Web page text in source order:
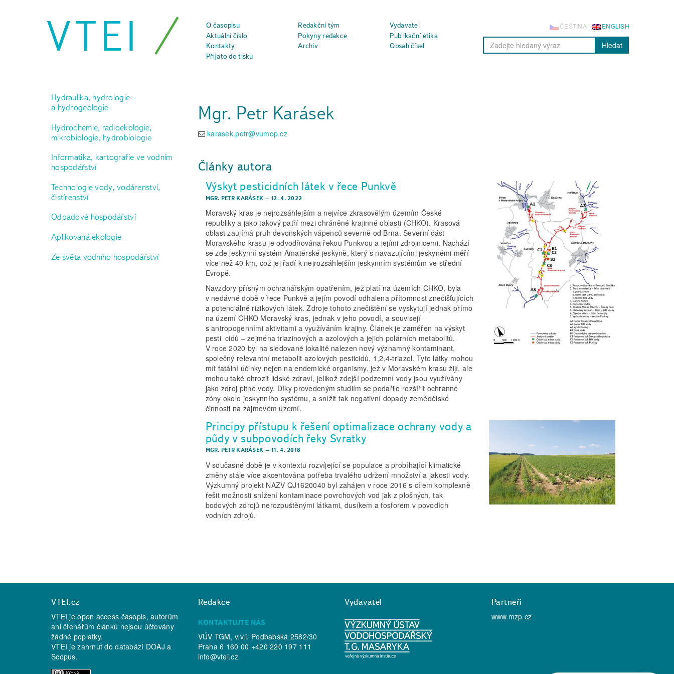
VTEI O časopisu Redakční tým
Vydavatel
Aktuální číslo
Pokyny redakce
Publikační etika
Kontakty
Archiv
Obsah čísel
Přijato do tisku
ENGLISH
ČEŠTINA
Hledat
Hydraulika, hydrologie
a hydrogeologie
Hydrochemie, radioekologie,
mikrobiologie, hydrobiologie
Informatika, kartografie ve vodním
hospodářství
Technologie vody, vodárenství,
čistírenství
Odpadové hospodářství
Aplikovaná ekologie
Ze světa vodního hospodářství
Mgr. Petr Karásek
karasek.petr@vumop.cz
Články autora
Výskyt pesticidních látek v řece Punkvě
MGR. PETR KARÁSEK – 12. 4. 2022
Moravský kras je nejrozsáhlejším a nejvíce zkrasovělým územím České
republiky a jako takový patří mezi chráněné krajinné oblasti (CHKO). Krasová
oblast zaujímá pruh devonských vápenců severně od Brna. Severní část
Moravského krasu je odvodňována řekou Punkvou a jejími zdrojnicemi. Nachází
se zde jeskynní systém Amatérské jeskyně, který s navazujícími jeskyněmi měří
více než 40 km, což jej řadí k nejrozsáhlejším jeskynním systémům ve střední
Evropě.
Navzdory přísným ochranářským opatřením, jež platí na územích CHKO, byla
v nedávné době v řece Punkvě a jejím povodí odhalena přítomnost znečišťujících
a potenciálně rizikových látek. Zdroje tohoto znečištění se vyskytují jednak přímo
na území CHKO Moravský kras, jednak v jeho povodí, a souvisejí
s antropogenními aktivitami a využíváním krajiny. Článek je zaměřen na výskyt
pesti cidů – zejména triazinových a azolových a jejich polárních metabolitů.
V roce 2020 byl na sledované lokalitě nalezen nový významný kontaminant,
společný relevantní metabolit azolových pesticidů, 1,2,4-triazol. Tyto látky mohou
mít fatální účinky nejen na endemické organismy, jež v Moravském krasu žijí, ale
mohou také ohrozit lidské zdraví, jelikož zdejší podzemní vody jsou využívány
jako zdroj pitné vody. Díky provedeným studiím se podařilo rozšířit ochranné
zóny okolo jeskynního systému, a snížit tak negativní dopady zemědělské
činnosti na zájmovém území.
Principy přístupu k řešení optimalizace ochrany vody a
půdy v subpovodích řeky Svratky
MGR. PETR KARÁSEK – 11. 4. 2018
V současné době je v kontextu rozvíjející se populace a probíhající klimatické
změny stále více akcentována potřeba trvalého udržení množství a jakosti vody.
Výzkumný projekt NAZV QJ1620040 byl zahájen v roce 2016 s cílem komplexně
řešit možnosti snížení kontaminace povrchových vod jak z plošných, tak
bodových zdrojů nerozpuštěnými látkami, dusíkem a fosforem v povodích
vodních zdrojů.
VTEI.cz
VTEI je open access časopis, autorům
ani čtenářům článků nejsou účtovány
žádné poplatky.
VTEI je zahrnut do databází DOAJ a
Scopus.
Redakce
KONTAKTUJTE NÁS
VÚV TGM, v.v.i. Podbabská 2582/30
Praha 6 160 00 +420 220 197 111
info@vtei.cz
Vydavatel
Partneři
www.mzp.cz